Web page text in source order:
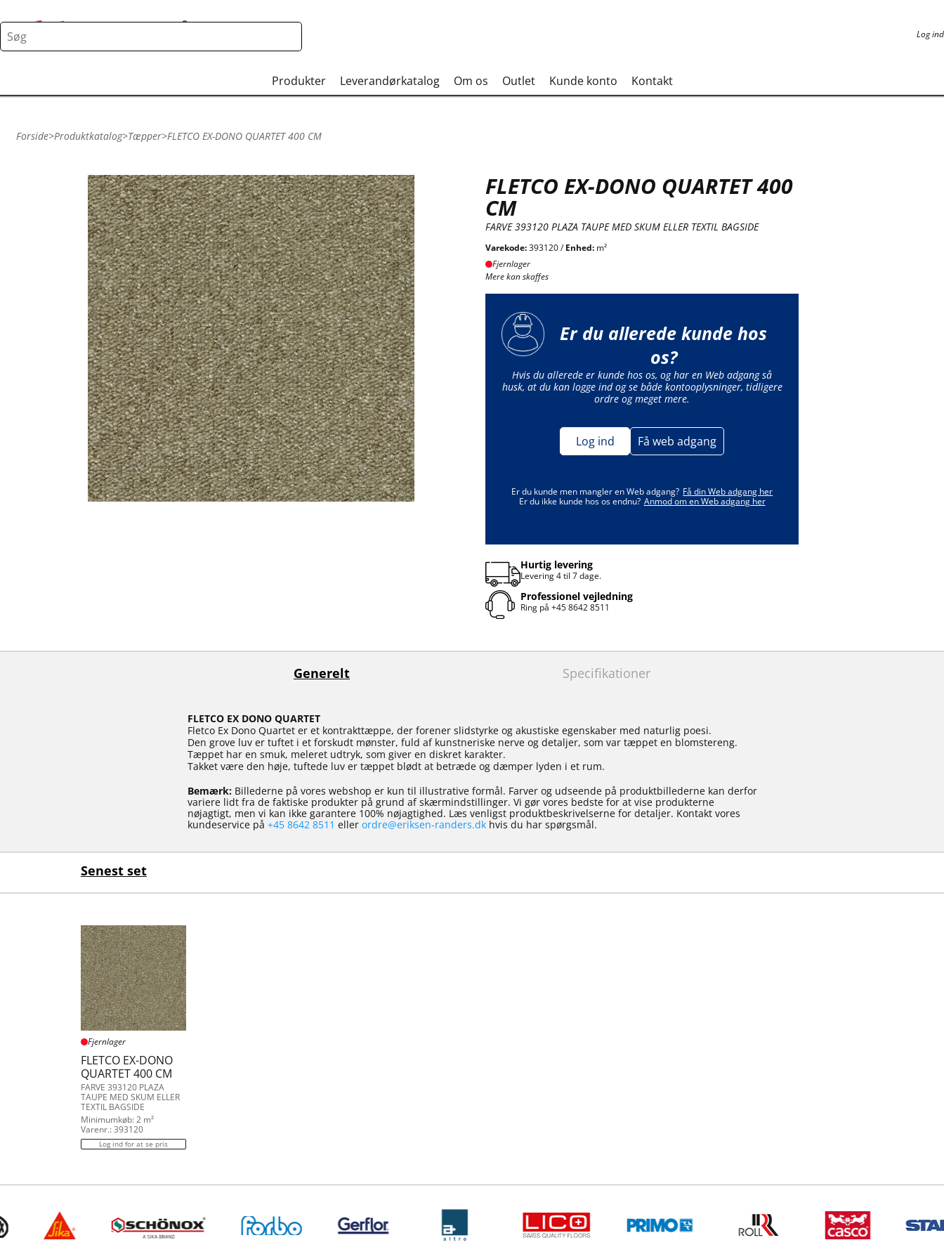
Log ind
Produkter Leverandørkatalog Om os Outlet Kunde konto Kontakt
Forside>Produktkatalog>Tæpper>FLETCO EX-DONO QUARTET 400 CM
FLETCO EX-DONO QUARTET 400
CM
FARVE 393120 PLAZA TAUPE MED SKUM ELLER TEXTIL BAGSIDE
Varekode:393120 /Enhed: m²
Fjernlager
Mere kan skaffes
Er du allerede kunde hos
os?
Hvis du allerede er kunde hos os, og har en Web adgang så
husk, at du kan logge ind og se både kontooplysninger, tidligere
ordre og meget mere.
Log ind Få web adgang
Er du kunde men mangler en Web adgang? Få din Web adgang her
Er du ikke kunde hos os endnu? Anmod om en Web adgang her
Hurtig levering
Levering 4 til 7 dage.
Professionel vejledning
Ring på+45 8642 8511
Generelt Specifikationer
FLETCO EX DONO QUARTET
Fletco Ex Dono Quartet er et kontrakttæppe, der forener slidstyrke og akustiske egenskaber med naturlig poesi.
Den grove luv er tuftet i et forskudt mønster, fuld af kunstneriske nerve og detaljer, som var tæppet en blomstereng.
Tæppet har en smuk, meleret udtryk, som giver en diskret karakter.
Takket være den høje, tuftede luv er tæppet blødt at betræde og dæmper lyden i et rum.
Bemærk:Billederne på vores webshop er kun til illustrative formål. Farver og udseende på produktbillederne kan derfor
variere lidt fra de faktiske produkter på grund af skærmindstillinger. Vi gør vores bedste for at vise produkterne
nøjagtigt, men vi kan ikke garantere 100% nøjagtighed. Læs venligst produktbeskrivelserne for detaljer. Kontakt vores
kundeservice på +45 8642 8511 eller ordre@eriksen-randers.dkhvis du har spørgsmål.
Senest set
Fjernlager
FLETCO EX-DONO
QUARTET 400 CM
FARVE 393120 PLAZA
TAUPE MED SKUM ELLER
TEXTIL BAGSIDE
Minimumkøb: 2 m²
Varenr.: 393120
Log ind for at se pris